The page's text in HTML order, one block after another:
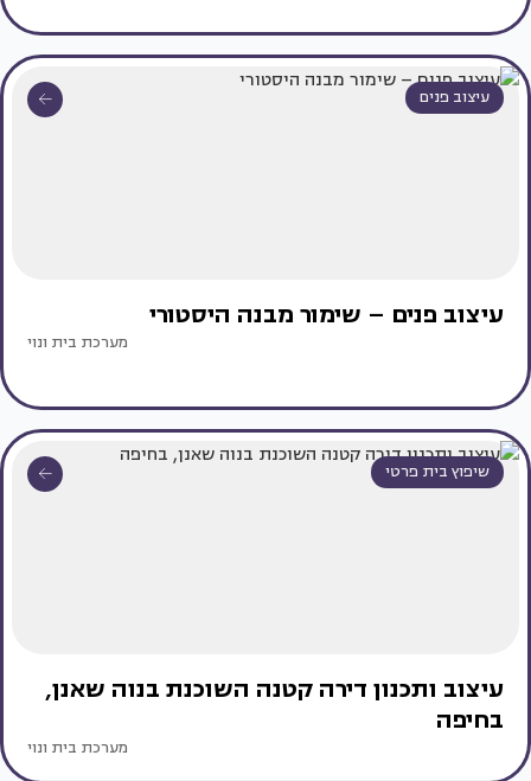
עיצוב פנים
עיצוב פנים – שימור מבנה היסטורי
מערכת בית ונוי
שיפוץ בית פרטי
עיצוב ותכנון דירה קטנה השוכנת בנוה שאנן,
בחיפה
מערכת בית ונוי